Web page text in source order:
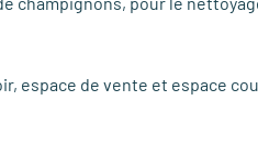
espace de vente et espace